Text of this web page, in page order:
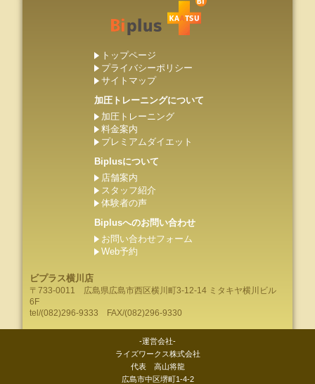
トップページ
プライバシーポリシー
サイトマップ
加圧トレーニングについて
加圧トレーニング
料金案内
プレミアムダイエット
Biplusについて
店舗案内
スタッフ紹介
体験者の声
Biplusへのお問い合わせ
お問い合わせフォーム
Web予約
ビプラス横川店
〒733-0011 広島県広島市西区横川町3-12-14 ミタキヤ横川ビル
6F
tel/(082)296-9333 FAX/(082)296-9330
-運営会社-
ライズワークス株式会社
代表 高山将龍
広島市中区堺町1-4-2